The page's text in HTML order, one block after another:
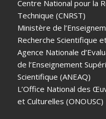
Centre National pour la
Technique (CNRST)
Ministère de
Recherche Scientifique
Agence Nationale
de l’Enseignement
Scientifique (ANEAQ)
L’Office National des
et Culturelles (ONOUSC)